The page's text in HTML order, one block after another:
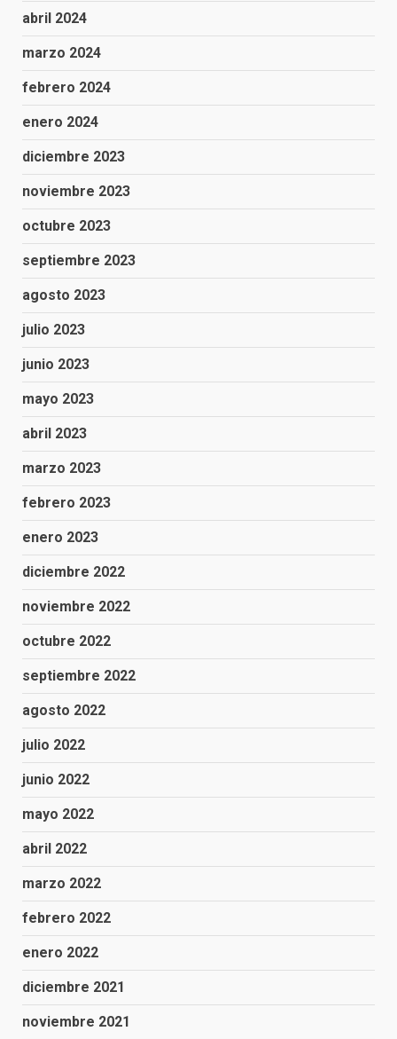
abril 2024
marzo 2024
febrero 2024
enero 2024
diciembre 2023
noviembre 2023
octubre 2023
septiembre 2023
agosto 2023
julio 2023
junio 2023
mayo 2023
abril 2023
marzo 2023
febrero 2023
enero 2023
diciembre 2022
noviembre 2022
octubre 2022
septiembre 2022
agosto 2022
julio 2022
junio 2022
mayo 2022
abril 2022
marzo 2022
febrero 2022
enero 2022
diciembre 2021
noviembre 2021